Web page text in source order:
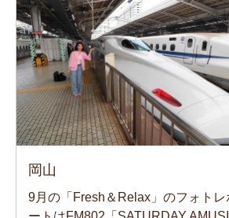
岡山
9月の「Fresh＆Relax」のフォトレ